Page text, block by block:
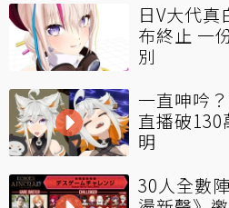
日V大代
布終止 一
別
一直呻吟
直播破130
明
30人全數